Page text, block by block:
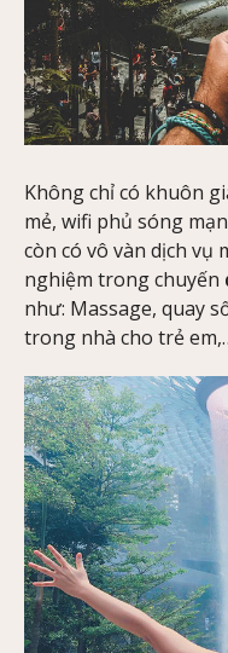
Không chỉ có khuôn
mẻ, wifi phủ sóng
còn có vô vàn dịch vụ
nghiệm trong chuyến
như: Massage, quay
trong nhà cho trẻ